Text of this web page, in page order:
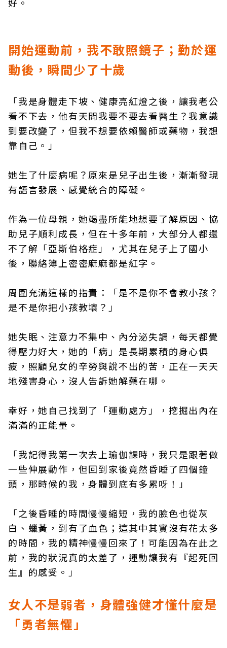
開始運動前，我不敢照鏡子；勤於運
動後，瞬間少了十歲
「我是身體走下坡、健康亮紅燈之後，讓我老公
看不下去，他有天問我要不要去看醫生？我意識
到要改變了，但我不想要依賴醫師或藥物，我想
靠自己。」
她生了什麼病呢？原來是兒子出生後，漸漸發現
有語言發展、感覺統合的障礙。
作為一位母親，她竭盡所能地想要了解原因、協
助兒子順利成長，但在十多年前，大部分人都還
不了解「亞斯伯格症」，尤其在兒子上了國小
後，聯絡簿上密密麻麻都是紅字。
周圍充滿這樣的指責：「是不是你不會教小孩？
是不是你把小孩教壞？」
她失眠、注意力不集中、內分泌失調，每天都覺
得壓力好大，她的「病」是長期累積的身心俱
疲，照顧兒女的辛勞與說不出的苦，正在一天天
地殘害身心，沒人告訴她解藥在哪。
幸好，她自己找到了「運動處方」，挖掘出內在
滿滿的正能量。
「我記得我第一次去上瑜伽課時，我只是跟著做
一些伸展動作，但回到家後竟然昏睡了四個鐘
頭，那時候的我，身體到底有多累呀！」
「之後昏睡的時間慢慢縮短，我的臉色也從灰
白、蠟黃，到有了血色；這其中其實沒有花太多
的時間，我的精神慢慢回來了！可能因為在此之
前，我的狀況真的太差了，運動讓我有『起死回
生』的感受。」
女人不是弱者，身體強健才懂什麼是
「勇者無懼」